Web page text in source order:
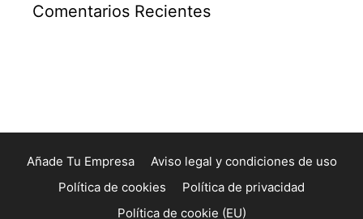
Comentarios Recientes
Añade Tu Empresa
Aviso legal y condiciones de uso
Política de cookies
Política de privacidad
Política de cookie (EU)